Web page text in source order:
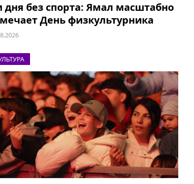
дня без спорта: Ямал масштабно
День физкультурника